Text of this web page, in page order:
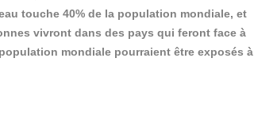
touche 40% de la population mondiale, et
vivront dans des pays qui feront face à
mondiale pourraient être exposés à